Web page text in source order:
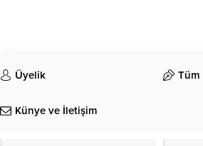
Üyelik Tüm
Künye ve İletişim